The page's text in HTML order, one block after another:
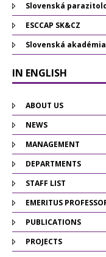
Slovenská
ESCCAP SK&CZ
Slovenská
IN ENGLISH
ABOUT US
NEWS
MANAGEMENT
DEPARTMENTS
STAFF LIST
EMERITUS
PUBLICATIONS
PROJECTS